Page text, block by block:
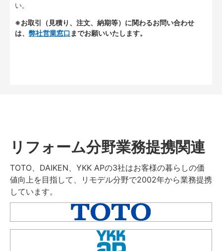
い。
※お取引（見積り、注文、納期等）に関わるお問い合わせ
は、 弊社営業窓口 までお願いいたします。
リフォーム分野業務提携関連
TOTO、DAIKEN、YKK APの3社はお客様の暮らしの価
値向上を目指して、リモデル分野で2002年から業務提携
しています。